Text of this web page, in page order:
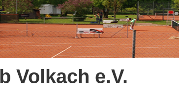
Volkach e.V.